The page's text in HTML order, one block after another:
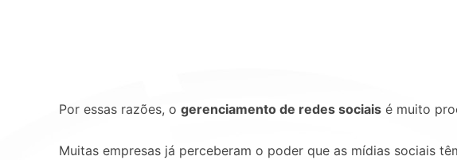
Por essas razões, o gerenciamento de redes sociais é muito
Muitas empresas já perceberam o poder que as mídias sociais